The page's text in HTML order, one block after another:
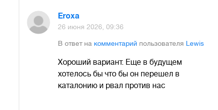
Eroxa
26 июня 2026, 09:36
В ответ на комментарий пользователя Lewis
Хороший вариант. Еще в будущем
хотелось бы что бы он перешел в
каталонию и рвал против нас